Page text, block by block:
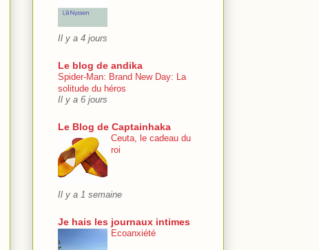
Il y a 4 jours
Le blog de andika
Spider-Man: Brand New Day: La
solitude du héros
Il y a 6 jours
Le Blog de Captainhaka
Ceuta, le cadeau du
roi
Il y a 1 semaine
Je hais les journaux intimes
Ecoanxiété